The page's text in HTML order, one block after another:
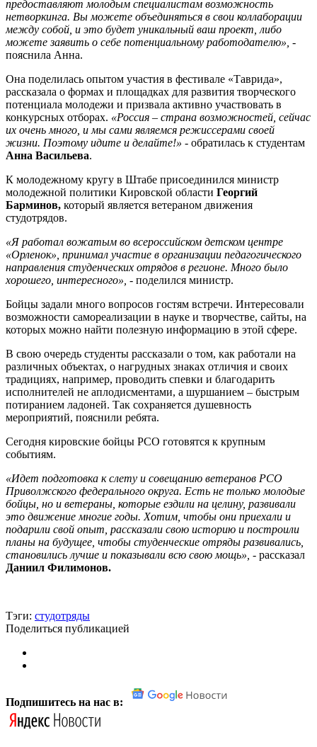
предоставляют молодым специалистам возможность
нетворкинга. Вы можете объединяться в свои коллаборации
между собой, и это будет уникальный ваш проект, либо
можете заявить о себе потенциальному работодателю», -
пояснила Анна.
Она поделилась опытом участия в фестивале «Таврида»,
рассказала о формах и площадках для развития творческого
потенциала молодежи и призвала активно участвовать в
конкурсных отборах. «Россия – страна возможностей, сейчас
их очень много, и мы сами являемся режиссерами своей
жизни. Поэтому идите и делайте!» - обратилась к студентам
Анна Васильева.
К молодежному кругу в Штабе присоединился министр
молодежной политики Кировской области Георгий
Барминов, который является ветераном движения
студотрядов.
«Я работал вожатым во всероссийском детском центре
«Орленок», принимал участие в организации педагогического
направления студенческих отрядов в регионе. Много было
хорошего, интересного», - поделился министр.
Бойцы задали много вопросов гостям встречи. Интересовали
возможности самореализации в науке и творчестве, сайты, на
которых можно найти полезную информацию в этой сфере.
В свою очередь студенты рассказали о том, как работали на
различных объектах, о нагрудных знаках отличия и своих
традициях, например, проводить спевки и благодарить
исполнителей не аплодисментами, а шуршанием – быстрым
потиранием ладоней. Так сохраняется душевность
мероприятий, пояснили ребята.
Сегодня кировские бойцы РСО готовятся к крупным
событиям.
«Идет подготовка к слету и совещанию ветеранов РСО
Приволжского федерального округа. Есть не только молодые
бойцы, но и ветераны, которые ездили на целину, развивали
это движение многие годы. Хотим, чтобы они приехали и
подарили свой опыт, рассказали свою историю и построили
планы на будущее, чтобы студенческие отряды развивались,
становились лучше и показывали всю свою мощь», - рассказал
Даниил Филимонов.
Тэги: студотряды
Поделиться публикацией
Подпишитесь на нас в: